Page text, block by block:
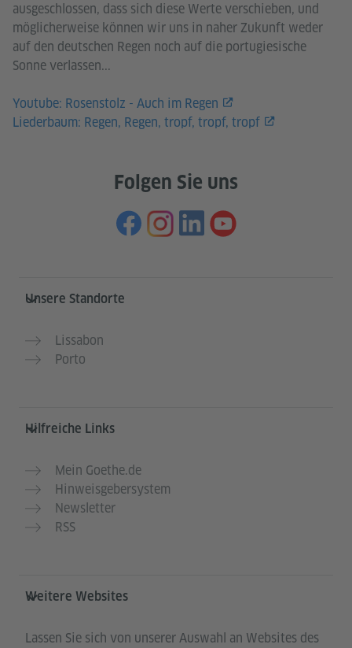
ausgeschlossen, dass sich diese Werte verschieben, und
möglicherweise können wir uns in naher Zukunft weder
auf den deutschen Regen noch auf die portugiesische
Sonne verlassen...
Youtube: Rosenstolz - Auch im Regen
Liederbaum: Regen, Regen, tropf, tropf, tropf
Folgen Sie uns
Service- und Informationsbereich
Unsere Standorte
Lissabon
Porto
Hilfreiche Links
Mein Goethe.de
Hinweisgebersystem
Newsletter
RSS
Weitere Websites
Lassen Sie sich von unserer Auswahl an Websites des